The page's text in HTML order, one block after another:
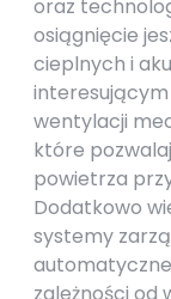
oraz
osiągnięcie
cieplnych i
wentylacji
które
powietrza
Dodatkowo
systemy